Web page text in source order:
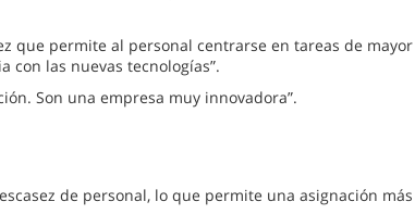
que permite al personal centrarse en tareas de
las nuevas tecnologías”.
Son una empresa muy innovadora”.
de personal, lo que permite una asignación